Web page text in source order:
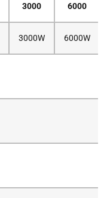
3000
6000
3000W 6000W